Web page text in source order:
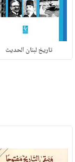
تاريخ لبنان الحديث